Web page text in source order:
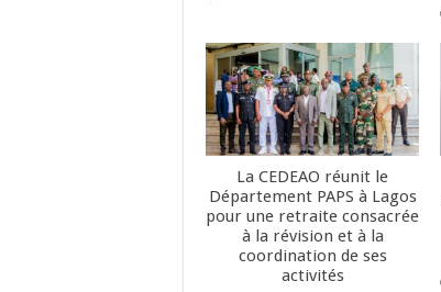
La CEDEAO réunit le
Département PAPS à Lagos
pour une retraite consacrée
à la révision et à la
coordination de ses
activités